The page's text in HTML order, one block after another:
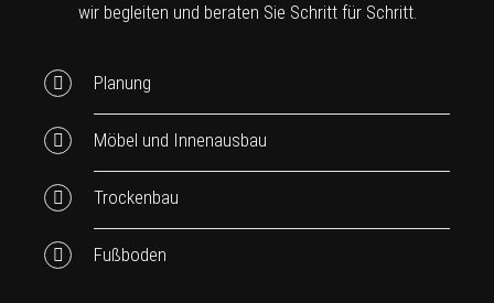
wir begleiten und beraten Sie Schritt für Schritt.
Planung
Möbel und Innenausbau
Trockenbau
Fußboden